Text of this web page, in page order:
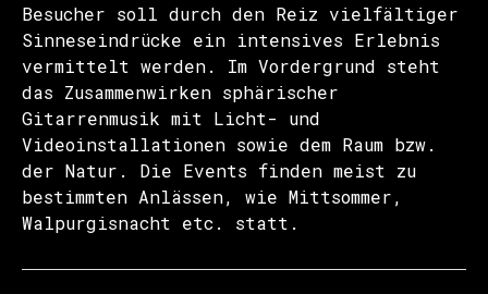
Besucher soll durch den Reiz vielfältiger
Sinneseindrücke ein intensives Erlebnis
vermittelt werden. Im Vordergrund steht
das Zusammenwirken sphärischer
Gitarrenmusik mit Licht- und
Videoinstallationen sowie dem Raum bzw.
der Natur. Die Events finden meist zu
bestimmten Anlässen, wie Mittsommer,
Walpurgisnacht etc. statt.